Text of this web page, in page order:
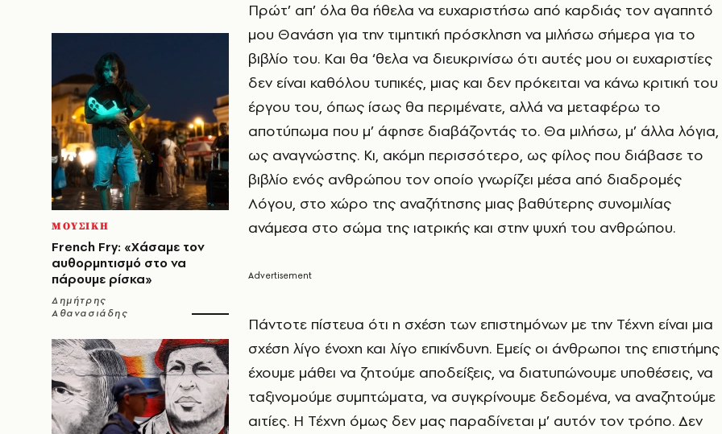
ΜΟΥΣΙΚΗ
French Fry: «Χάσαμε τον
αυθορμητισμό στο να
πάρουμε ρίσκα»
Δημήτρης
Αθανασιάδης
Πρώτ’ απ’ όλα θα ήθελα να ευχαριστήσω από καρδιάς τον αγαπητό
μου Θανάση για την τιμητική πρόσκληση να μιλήσω σήμερα για το
βιβλίο του. Και θα ‘θελα να διευκρινίσω ότι αυτές μου οι ευχαριστίες
δεν είναι καθόλου τυπικές, μιας και δεν πρόκειται να κάνω κριτική του
έργου του, όπως ίσως θα περιμένατε, αλλά να μεταφέρω το
αποτύπωμα που μ’ άφησε διαβάζοντάς το. Θα μιλήσω, μ’ άλλα λόγια,
ως αναγνώστης. Κι, ακόμη περισσότερο, ως φίλος που διάβασε το
βιβλίο ενός ανθρώπου τον οποίο γνωρίζει μέσα από διαδρομές
Λόγου, στο χώρο της αναζήτησης μιας βαθύτερης συνομιλίας
ανάμεσα στο σώμα της ιατρικής και στην ψυχή του ανθρώπου.
Πάντοτε πίστευα ότι η σχέση των επιστημόνων με την Τέχνη είναι μια
σχέση λίγο ένοχη και λίγο επικίνδυνη. Εμείς οι άνθρωποι της επιστήμης
έχουμε μάθει να ζητούμε αποδείξεις, να διατυπώνουμε υποθέσεις, να
ταξινομούμε συμπτώματα, να συγκρίνουμε δεδομένα, να αναζητούμε
αιτίες. Η Τέχνη όμως δεν μας παραδίνεται μ’ αυτόν τον τρόπο. Δεν